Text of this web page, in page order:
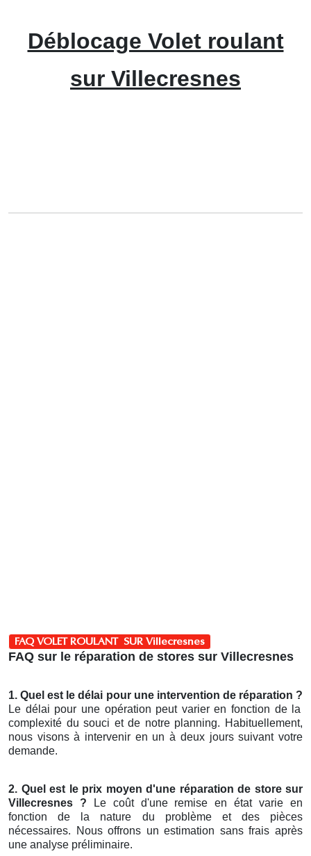
Déblocage Volet roulant
sur Villecresnes
FAQ VOLET ROULANT SUR Villecresnes
FAQ sur le réparation de stores sur Villecresnes
1. Quel est le délai pour une intervention de réparation ?
Le délai pour une opération peut varier en fonction de la
complexité du souci et de notre planning. Habituellement,
nous visons à intervenir en un à deux jours suivant votre
demande.
2. Quel est le prix moyen d'une réparation de store sur
Villecresnes ? Le coût d'une remise en état varie en
fonction de la nature du problème et des pièces
nécessaires. Nous offrons un estimation sans frais après
une analyse préliminaire.